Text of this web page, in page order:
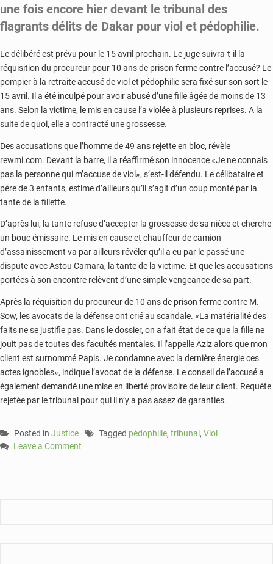
une fois encore hier devant le tribunal des
flagrants délits de Dakar pour viol et pédophilie.
Le délibéré est prévu pour le 15 avril prochain. Le juge suivra-t-il la
réquisition du procureur pour 10 ans de prison ferme contre l’accusé? Le
pompier à la retraite accusé de viol et pédophilie sera fixé sur son sort le
15 avril. Il a été inculpé pour avoir abusé d’une fille âgée de moins de 13
ans. Selon la victime, le mis en cause l’a violée à plusieurs reprises. A la
suite de quoi, elle a contracté une grossesse.
Des accusations que l’homme de 49 ans rejette en bloc, révèle
rewmi.com. Devant la barre, il a réaffirmé son innocence «Je ne connais
pas la personne qui m’accuse de viol», s’est-il défendu. Le célibataire et
père de 3 enfants, estime d’ailleurs qu’il s’agit d’un coup monté par la
tante de la fillette.
D’après lui, la tante refuse d’accepter la grossesse de sa nièce et cherche
un bouc émissaire. Le mis en cause et chauffeur de camion
d’assainissement va par ailleurs révéler qu’il a eu par le passé une
dispute avec Astou Camara, la tante de la victime. Et que les accusations
portées à son encontre relèvent d’une simple vengeance de sa part.
Après la réquisition du procureur de 10 ans de prison ferme contre M.
Sow, les avocats de la défense ont crié au scandale. «La matérialité des
faits ne se justifie pas. Dans le dossier, on a fait état de ce que la fille ne
jouit pas de toutes des facultés mentales. Il l’appelle Aziz alors que mon
client est surnommé Papis. Je condamne avec la dernière énergie ces
actes ignobles», indique l’avocat de la défense. Le conseil de l’accusé a
également demandé une mise en liberté provisoire de leur client. Requête
rejetée par le tribunal pour qui il n’y a pas assez de garanties.
Posted in Justice Tagged pédophilie, tribunal , Viol
Leave a Comment